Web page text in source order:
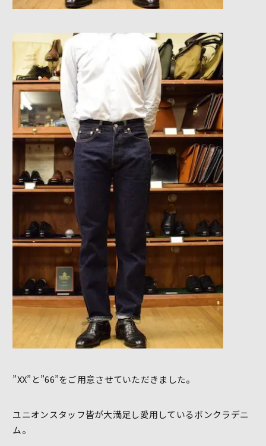
”XX”と”66”をご用意させていただきました。
ユニオンスタッフ皆が大満足し愛用しているボンクラデニ
ム。